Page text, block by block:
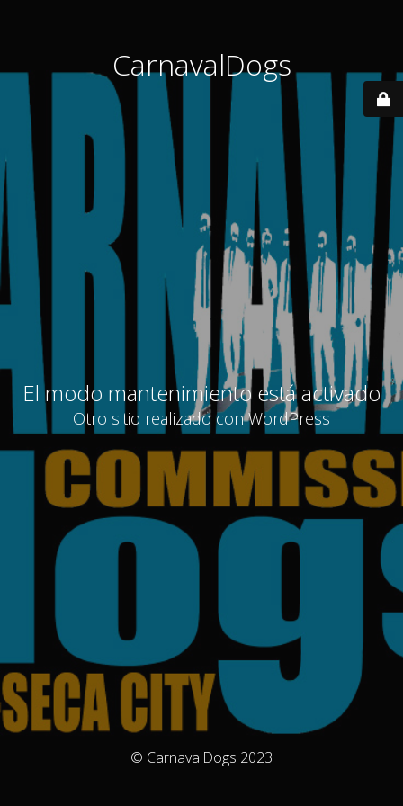
CarnavalDogs
El modo mantenimiento está activado
Otro sitio realizado con WordPress
© CarnavalDogs 2023